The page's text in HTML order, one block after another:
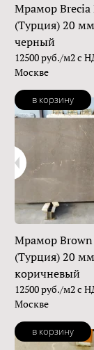
Мрамор Brecia
(Турция) 20
черный
12500 руб./м2 с
Москве
в корзину
Мрамор
(Турция) 20
коричневый
12500 руб./м2 с
Москве
в корзину